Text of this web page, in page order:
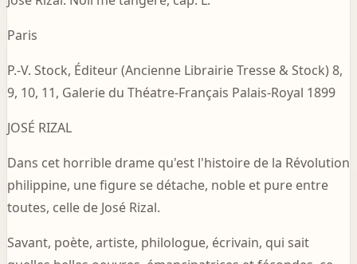
Paris
P.-V. Stock, Éditeur (Ancienne Librairie Tresse & Stock) 8,
9, 10, 11, Galerie du Théatre-Français Palais-Royal 1899
JOSÉ RIZAL
Dans cet horrible drame qu'est l'histoire de la Révolution
philippine, une figure se détache, noble et pure entre
toutes, celle de José Rizal.
Savant, poète, artiste, philologue, écrivain, qui sait